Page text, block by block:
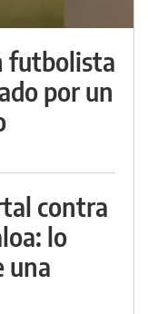
futbolista
por un
contra
lo
una